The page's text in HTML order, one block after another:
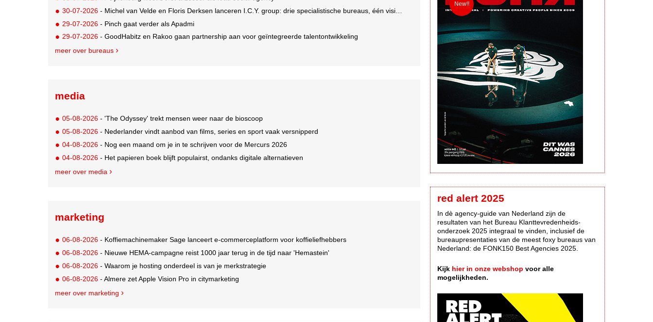
30-07-2026 - Michel van Velde en Floris Derksen lanceren I.C.Y. group: drie specialistische bureaus, één visie op groei
29-07-2026 - Pinch gaat verder als Apadmi
29-07-2026 - GoodHabitz en Rakoo gaan partnership aan voor geïntegreerde talentontwikkeling
meer over bureaus
media
05-08-2026 - 'The Odyssey' trekt mensen weer naar de bioscoop
05-08-2026 - Nederlander vindt aanbod van films, series en sport vaak versnipperd
04-08-2026 - Nog een maand om je in te schrijven voor de Mercurs 2026
04-08-2026 - Het papieren boek blijft populairst, ondanks digitale alternatieven
meer over media
marketing
06-08-2026 - Koffiemachinemaker Sage lanceert e-commerceplatform voor koffieliefhebbers
06-08-2026 - Nieuwe HEMA-campagne reist 1000 jaar terug in de tijd naar 'Hemastein'
06-08-2026 - Waarom je hosting onderdeel is van je merkstrategie
06-08-2026 - Almere zet Apple Vision Pro in citymarketing
meer over marketing
red alert 2025
In dè agency-guide van Nederland zijn de
resultaten van het Bureau Klanttevredenheids-
onderzoek 2025 integraal te vinden, inclusief de
bureaupresentaties van de meest foxy bureaus van
Nederland: de FONK150 Best Agencies 2025.
Kijk hier in onze webshop voor alle
mogelijkheden.